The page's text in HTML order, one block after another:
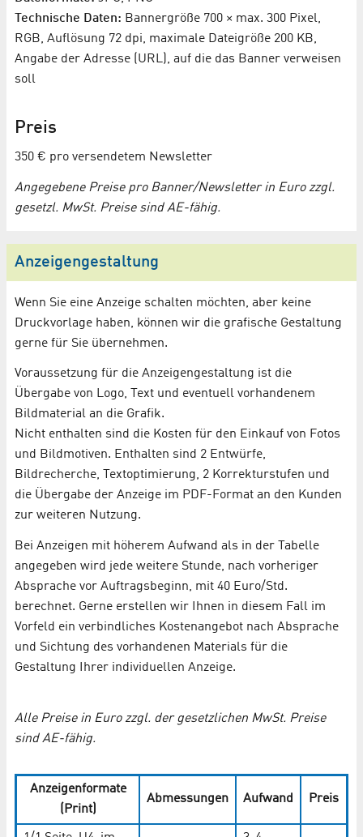
Technische Daten: Bannergröße 700 × max. 300 Pixel,
RGB, Auflösung 72 dpi, maximale Dateigröße 200 KB,
Angabe der Adresse (URL), auf die das Banner verweisen
soll
Preis
350 € pro versendetem Newsletter
Angegebene Preise pro Banner/Newsletter in Euro zzgl.
gesetzl. MwSt. Preise sind AE-fähig.
Anzeigengestaltung
Wenn Sie eine Anzeige schalten möchten, aber keine
Druckvorlage haben, können wir die grafische Gestaltung
gerne für Sie übernehmen.
Voraussetzung für die Anzeigengestaltung ist die
Übergabe von Logo, Text und eventuell vorhandenem
Bildmaterial an die Grafik.
Nicht enthalten sind die Kosten für den Einkauf von Fotos
und Bildmotiven. Enthalten sind 2 Entwürfe,
Bildrecherche, Textoptimierung, 2 Korrekturstufen und
die Übergabe der Anzeige im PDF-Format an den Kunden
zur weiteren Nutzung.
Bei Anzeigen mit höherem Aufwand als in der Tabelle
angegeben wird jede weitere Stunde, nach vorheriger
Absprache vor Auftragsbeginn, mit 40 Euro/Std.
berechnet. Gerne erstellen wir Ihnen in diesem Fall im
Vorfeld ein verbindliches Kostenangebot nach Absprache
und Sichtung des vorhandenen Materials für die
Gestaltung Ihrer individuellen Anzeige.
Alle Preise in Euro zzgl. der gesetzlichen MwSt. Preise
sind AE-fähig.
Anzeigenformate
(Print)
Abmessungen Aufwand Preis